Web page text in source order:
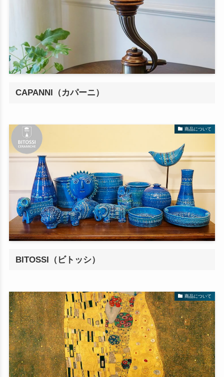
CAPANNI（カパーニ）
商品について
BITOSSI（ビトッシ）
商品について